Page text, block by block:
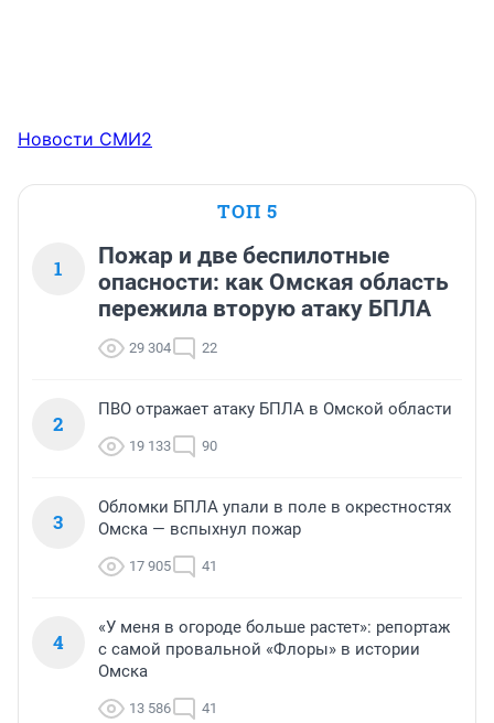
Новости СМИ2
ТОП 5
1
Пожар и две беспилотные
опасности: как Омская область
пережила вторую атаку БПЛА
29 304 22
2
ПВО отражает атаку БПЛА в Омской области
19 133 90
3
Обломки БПЛА упали в поле в окрестностях
Омска — вспыхнул пожар
17 905 41
4
«У меня в огороде больше растет»: репортаж
с самой провальной «Флоры» в истории
Омска
13 586 41